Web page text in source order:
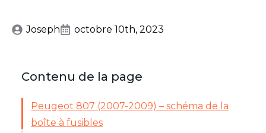
Joseph octobre 10th, 2023
Contenu de la page
Peugeot 807 (2007-2009) – schéma de la
boîte à fusibles